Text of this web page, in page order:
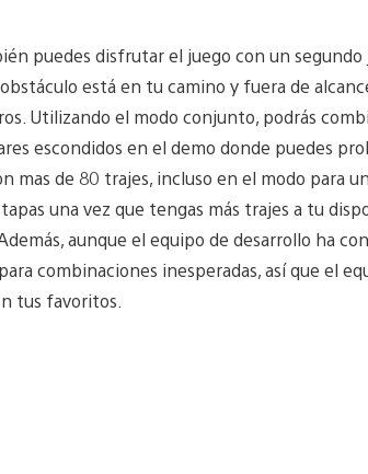
puedes disfrutar el juego con un segundo
está en tu camino y fuera de
Utilizando el modo conjunto, podrás
escondidos en el demo donde puedes
mas de 80 trajes, incluso en el modo para
una vez que tengas más trajes a tu
aunque el equipo de desarrollo ha
combinaciones inesperadas, así que el
tus favoritos.